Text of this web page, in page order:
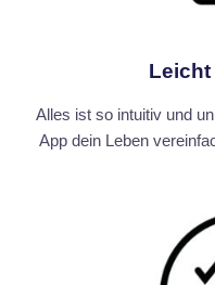
Leicht
Alles ist so intuitiv und
App dein Leben